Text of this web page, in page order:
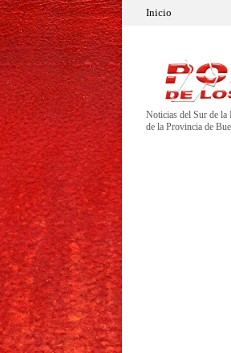
Inicio
Noticias del Sur de la
de la Provincia de